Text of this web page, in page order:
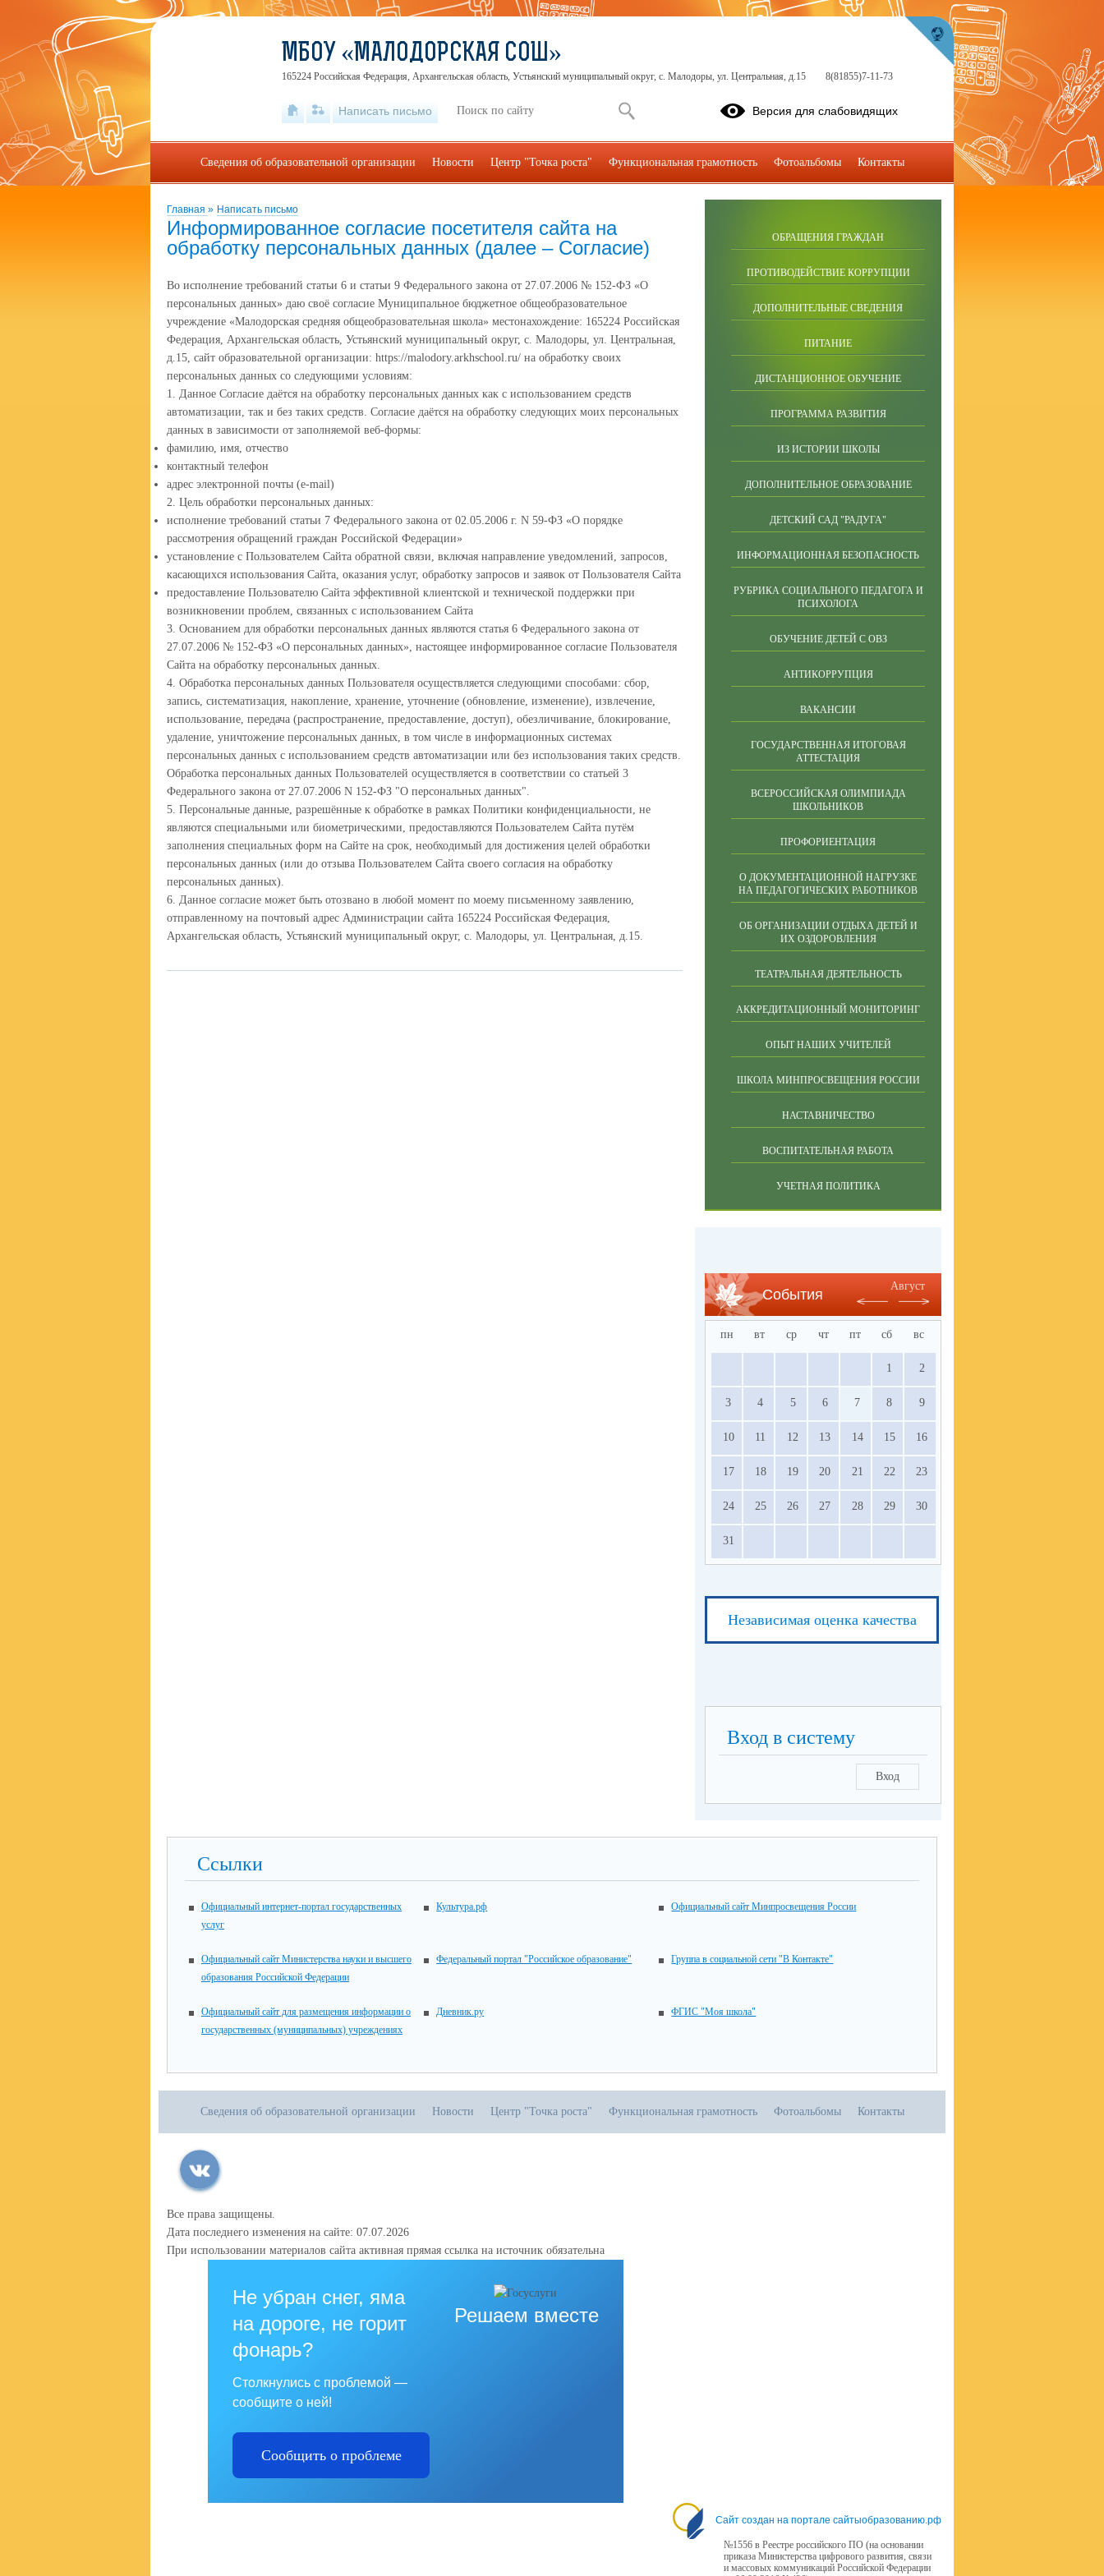
Главная » Написать письмо
Информированное согласие посетителя сайта на
обработку персональных данных (далее – Согласие)
Во исполнение требований статьи 6 и статьи 9 Федерального закона от 27.07.2006 № 152-ФЗ «О
персональных данных» даю своё согласие Муниципальное бюджетное общеобразовательное
учреждение «Малодорская средняя общеобразовательная школа» местонахождение: 165224 Российская
Федерация, Архангельская область, Устьянский муниципальный округ, с. Малодоры, ул. Центральная,
д.15, сайт образовательной организации: https://malodory.arkhschool.ru/ на обработку своих
персональных данных со следующими условиям:
1. Данное Согласие даётся на обработку персональных данных как с использованием средств
автоматизации, так и без таких средств. Согласие даётся на обработку следующих моих персональных
данных в зависимости от заполняемой веб-формы:
фамилию, имя, отчество
контактный телефон
адрес электронной почты (e-mail)
2. Цель обработки персональных данных:
исполнение требований статьи 7 Федерального закона от 02.05.2006 г. N 59-ФЗ «О порядке
рассмотрения обращений граждан Российской Федерации»
установление с Пользователем Сайта обратной связи, включая направление уведомлений, запросов,
касающихся использования Сайта, оказания услуг, обработку запросов и заявок от Пользователя Сайта
предоставление Пользователю Сайта эффективной клиентской и технической поддержки при
возникновении проблем, связанных с использованием Сайта
3. Основанием для обработки персональных данных являются статья 6 Федерального закона от
27.07.2006 № 152-ФЗ «О персональных данных», настоящее информированное согласие Пользователя
Сайта на обработку персональных данных.
4. Обработка персональных данных Пользователя осуществляется следующими способами: сбор,
запись, систематизация, накопление, хранение, уточнение (обновление, изменение), извлечение,
использование, передача (распространение, предоставление, доступ), обезличивание, блокирование,
удаление, уничтожение персональных данных, в том числе в информационных системах
персональных данных с использованием средств автоматизации или без использования таких средств.
Обработка персональных данных Пользователей осуществляется в соответствии со статьей 3
Федерального закона от 27.07.2006 N 152-ФЗ "О персональных данных".
5. Персональные данные, разрешённые к обработке в рамках Политики конфиденциальности, не
являются специальными или биометрическими, предоставляются Пользователем Сайта путём
заполнения специальных форм на Сайте на срок, необходимый для достижения целей обработки
персональных данных (или до отзыва Пользователем Сайта своего согласия на обработку
персональных данных).
6. Данное согласие может быть отозвано в любой момент по моему письменному заявлению,
отправленному на почтовый адрес Администрации сайта 165224 Российская Федерация,
Архангельская область, Устьянский муниципальный округ, с. Малодоры, ул. Центральная, д.15.
ОБРАЩЕНИЯ ГРАЖДАН
ПРОТИВОДЕЙСТВИЕ КОРРУПЦИИ
ДОПОЛНИТЕЛЬНЫЕ СВЕДЕНИЯ
ПИТАНИЕ
ДИСТАНЦИОННОЕ ОБУЧЕНИЕ
ПРОГРАММА РАЗВИТИЯ
ИЗ ИСТОРИИ ШКОЛЫ
ДОПОЛНИТЕЛЬНОЕ ОБРАЗОВАНИЕ
ДЕТСКИЙ САД "РАДУГА"
ИНФОРМАЦИОННАЯ БЕЗОПАСНОСТЬ
РУБРИКА СОЦИАЛЬНОГО ПЕДАГОГА И
ПСИХОЛОГА
ОБУЧЕНИЕ ДЕТЕЙ С ОВЗ
АНТИКОРРУПЦИЯ
ВАКАНСИИ
ГОСУДАРСТВЕННАЯ ИТОГОВАЯ
АТТЕСТАЦИЯ
ВСЕРОССИЙСКАЯ ОЛИМПИАДА
ШКОЛЬНИКОВ
ПРОФОРИЕНТАЦИЯ
О ДОКУМЕНТАЦИОННОЙ НАГРУЗКЕ
НА ПЕДАГОГИЧЕСКИХ РАБОТНИКОВ
ОБ ОРГАНИЗАЦИИ ОТДЫХА ДЕТЕЙ И
ИХ ОЗДОРОВЛЕНИЯ
ТЕАТРАЛЬНАЯ ДЕЯТЕЛЬНОСТЬ
АККРЕДИТАЦИОННЫЙ МОНИТОРИНГ
ОПЫТ НАШИХ УЧИТЕЛЕЙ
ШКОЛА МИНПРОСВЕЩЕНИЯ РОССИИ
НАСТАВНИЧЕСТВО
ВОСПИТАТЕЛЬНАЯ РАБОТА
УЧЕТНАЯ ПОЛИТИКА
События
Август
пн вт ср чт пт сб вс
1 2
3 4 5 6 7 8 9
10 11 12 13 14 15 16
17 18 19 20 21 22 23
24 25 26 27 28 29 30
31
Независимая оценка качества
Вход в систему
Вход
Ссылки
Официальный интернет-портал государственных
услуг
Культура.рф Официальный сайт Минпросвещения России
Официальный сайт Министерства науки и высшего
образования Российской Федерации
Федеральный портал "Российское образование" Группа в социальной сети "В Контакте"
Официальный сайт для размещения информации о
государственных (муниципальных) учреждениях
Дневник.ру ФГИС "Моя школа"
МБОУ «МАЛОДОРСКАЯ СОШ»
165224 Российская Федерация, Архангельская область, Устьянский муниципальный округ, с. Малодоры, ул. Центральная, д.15 8(81855)7-11-73
Написать письмо Версия для слабовидящих
Сведения об образовательной организации Новости Центр "Точка роста" Функциональная грамотность Фотоальбомы Контакты
Сведения об образовательной организации Новости Центр "Точка роста" Функциональная грамотность Фотоальбомы Контакты
Все права защищены.
Дата последнего изменения на сайте: 07.07.2026
При использовании материалов сайта активная прямая ссылка на источник обязательна
Решаем вместе
Не убран снег, яма
на дороге, не горит
фонарь?
Столкнулись с проблемой —
сообщите о ней!
Сообщить о проблеме
Сайт создан на портале сайтыобразованию.рф
№1556 в Реестре российского ПО (на основании
приказа Министерства цифрового развития, связи
и массовых коммуникаций Российской Федерации